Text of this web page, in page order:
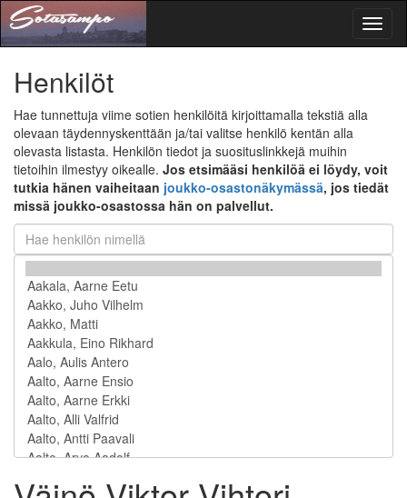
Henkilöt
Hae tunnettuja viime sotien henkilöitä kirjoittamalla tekstiä alla
olevaan täydennyskenttään ja/tai valitse henkilö kentän alla
olevasta listasta. Henkilön tiedot ja suosituslinkkejä muihin
tietoihin ilmestyy oikealle. Jos etsimääsi henkilöä ei löydy, voit
tutkia hänen vaiheitaan joukko-osastonäkymässä, jos tiedät
missä joukko-osastossa hän on palvellut.